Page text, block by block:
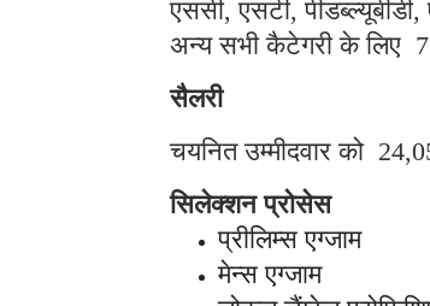
एससी, एसटी,
अन्य सभी कैटेगरी के लिए
सैलरी
चयनित उम्मीदवार को
सिलेक्शन प्रोसेस
प्रीलिम्स एग्जाम
मेन्स एग्जाम